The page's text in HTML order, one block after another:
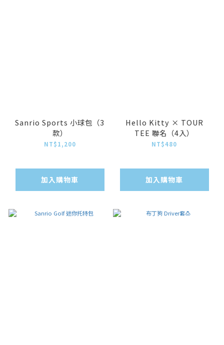
Sanrio Sports 小球包（3
款）
NT$1,200
加入購物車
Hello Kitty × TOUR
TEE 聯名（4入）
NT$480
加入購物車